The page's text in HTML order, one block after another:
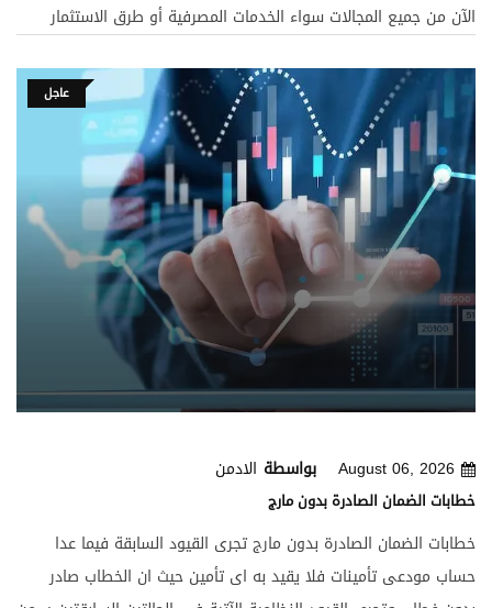
الآن من جميع المجالات سواء الخدمات المصرفية أو طرق الاستثمار
أموال المودعين واستثمارها ولا شك أن البنوك التقليدية شعرت بهذه
المنافسة ففكرت في إيجاد صيغ استثمارية تتوافق مع الشريعة
الإسلامية . وسوف نبحث في هذا الفصل كيفية الحصول على الأموال
في البنوك التقليدية واستخداماتها مع مقارنتها بتلك الموجودة في
البنوك الإسلامية وسوف نبين أوجه العلاقة والتشابه والإختلاف بين
البنك التقليدي والبنك الإسلامي . وقبل كل ذلك سوف نتعرف على
عاجل
بواسطة الادمن August 06, 2026
خطابات الضمان الصادرة بدون مارج
خطابات الضمان الصادرة بدون مارج تجرى القيود السابقة فيما عدا
حساب مودعى تأمينات فلا يقيد به اى تأمين حيث ان الخطاب صادر